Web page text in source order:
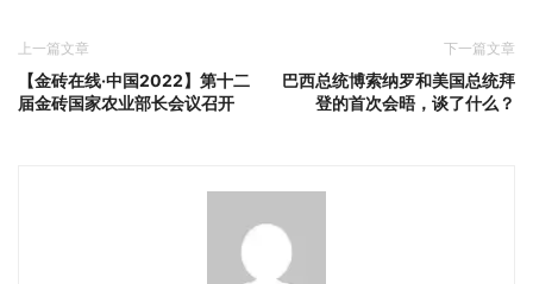
上一篇文章
【金砖在线·中国2022】第十二
届金砖国家农业部长会议召开
下一篇文章
巴西总统博索纳罗和美国总统拜
登的首次会晤，谈了什么？